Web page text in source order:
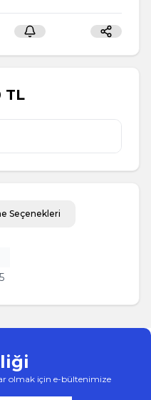
TL
Seçenekleri
olmak için e-bültenimize